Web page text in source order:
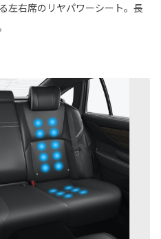
左右席のリヤパワーシート。長